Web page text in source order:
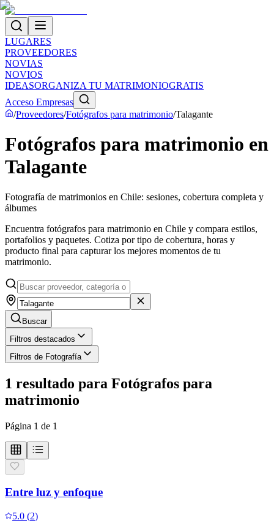
LUGARES
PROVEEDORES
NOVIAS
NOVIOS
IDEASORGANIZA TU MATRIMONIOGRATIS
Acceso Empresas
/Proveedores/Fotógrafos para matrimonio/Talagante
Fotógrafos para matrimonio en
Talagante
Fotografía de matrimonios en Chile: sesiones, cobertura completa y
álbumes
Encuentra fotógrafos para matrimonio en Chile y compara estilos,
portafolios y paquetes. Cotiza por tipo de cobertura, horas y
producto final para capturar los mejores momentos de tu
matrimonio.
Buscar
Filtros destacados
Filtros de Fotografía
1 resultado para Fotógrafos para
matrimonio
Página 1 de 1
Entre luz y enfoque
5.0 (2)